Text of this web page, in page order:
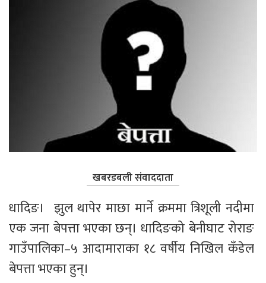
खबरडबली संवाददाता
धादिङ।  झुल थापेर माछा मार्ने क्रममा त्रिशूली नदीमा
एक जना बेपत्ता भएका छन्। धादिङको बेनीघाट रोराङ
गाउँपालिका–५ आदामाराका १८ वर्षीय निखिल कँडेल
बेपत्ता भएका हुन्।